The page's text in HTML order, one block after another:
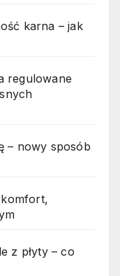
karna – jak
regulowane
– nowy sposób
z płyty – co